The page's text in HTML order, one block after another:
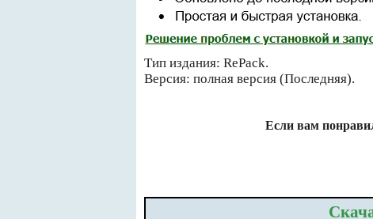
Тип издания: RePack.
Версия: полная версия (Последняя).
Если вам